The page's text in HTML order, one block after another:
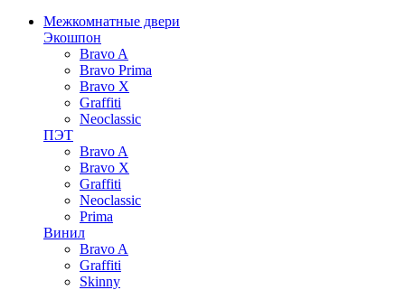
Межкомнатные двери
Экошпон
Bravo A
Bravo Prima
Bravo X
Graffiti
Neoclassic
ПЭТ
Bravo A
Bravo X
Graffiti
Neoclassic
Prima
Винил
Bravo A
Graffiti
Skinny